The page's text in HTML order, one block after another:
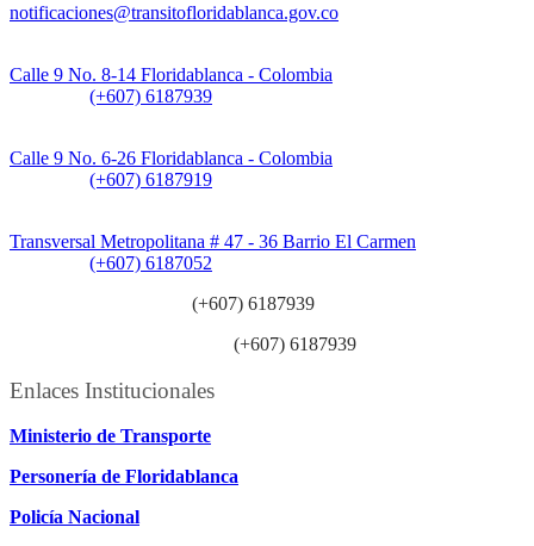
notificaciones@transitofloridablanca.gov.co
Calle 9 No. 8-14 Floridablanca - Colombia
(+607) 6187939
Calle 9 No. 6-26 Floridablanca - Colombia
(+607) 6187919
Transversal Metropolitana # 47 - 36 Barrio El Carmen
(+607) 6187052
(+607) 6187939
(+607) 6187939
Enlaces Institucionales
Ministerio de Transporte
Personería de Floridablanca
Policía Nacional